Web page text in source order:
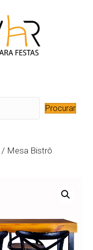
Procurar
/ Mesa Bistrô